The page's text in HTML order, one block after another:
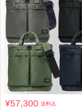
¥57,300送料込